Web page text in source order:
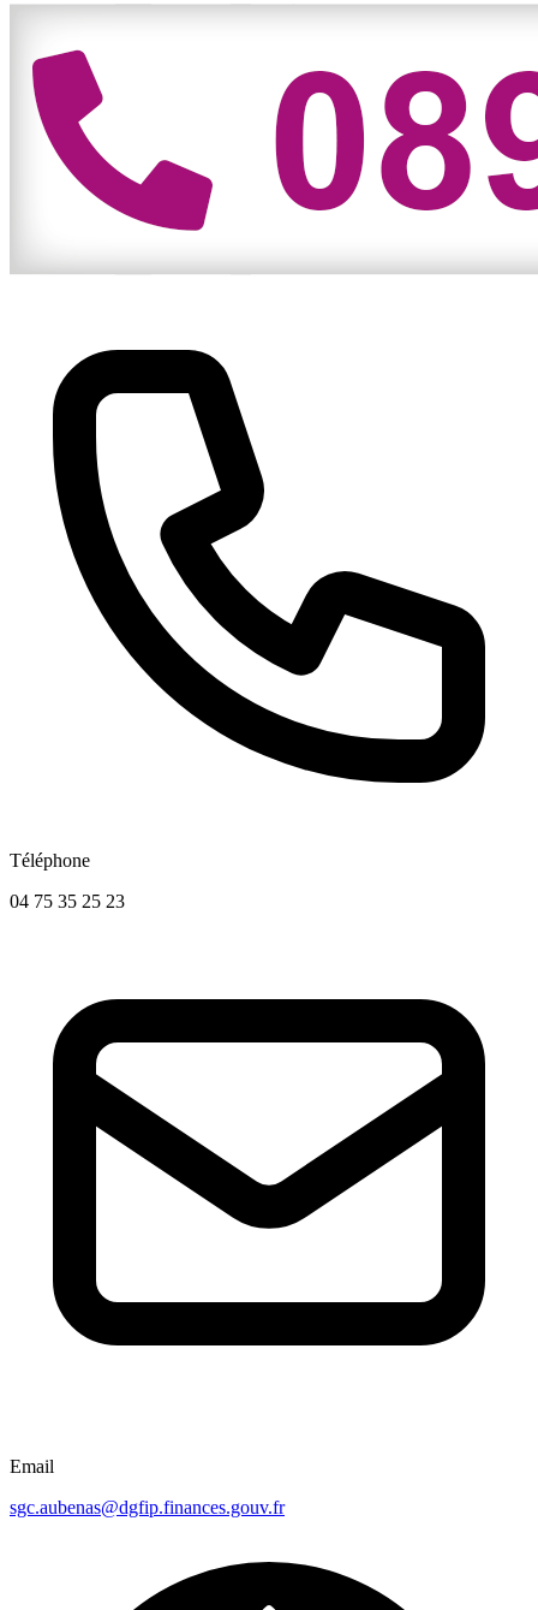
Téléphone
04 75 35 25 23
Email
sgc.aubenas@dgfip.finances.gouv.fr